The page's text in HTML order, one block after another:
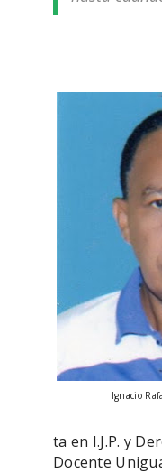
Ignacio
ta en I.J.P. y
Docente